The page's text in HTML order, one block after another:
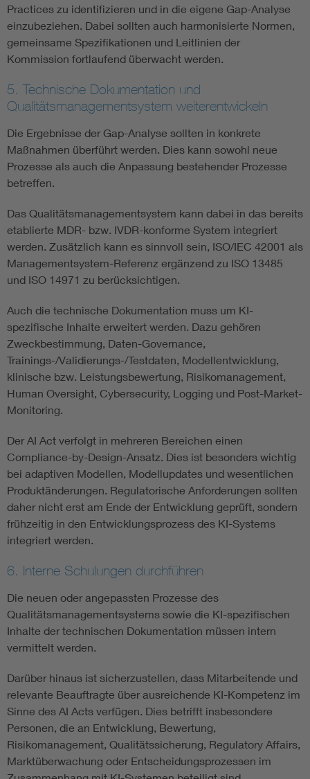
Practices zu identifizieren und in die eigene Gap-Analyse
einzubeziehen. Dabei sollten auch harmonisierte Normen,
gemeinsame Spezifikationen und Leitlinien der
Kommission fortlaufend überwacht werden.
5. Technische Dokumentation und
Qualitätsmanagementsystem weiterentwickeln
Die Ergebnisse der Gap-Analyse sollten in konkrete
Maßnahmen überführt werden. Dies kann sowohl neue
Prozesse als auch die Anpassung bestehender Prozesse
betreffen.
Das Qualitätsmanagementsystem kann dabei in das bereits
etablierte MDR- bzw. IVDR-konforme System integriert
werden. Zusätzlich kann es sinnvoll sein, ISO/IEC 42001 als
Managementsystem-Referenz ergänzend zu ISO 13485
und ISO 14971 zu berücksichtigen.
Auch die technische Dokumentation muss um KI-
spezifische Inhalte erweitert werden. Dazu gehören
Zweckbestimmung, Daten-Governance,
Trainings-/Validierungs-/Testdaten, Modellentwicklung,
klinische bzw. Leistungsbewertung, Risikomanagement,
Human Oversight, Cybersecurity, Logging und Post-Market-
Monitoring.
Der AI Act verfolgt in mehreren Bereichen einen
Compliance-by-Design-Ansatz. Dies ist besonders wichtig
bei adaptiven Modellen, Modellupdates und wesentlichen
Produktänderungen. Regulatorische Anforderungen sollten
daher nicht erst am Ende der Entwicklung geprüft, sondern
frühzeitig in den Entwicklungsprozess des KI-Systems
integriert werden.
6. Interne Schulungen durchführen
Die neuen oder angepassten Prozesse des
Qualitätsmanagementsystems sowie die KI-spezifischen
Inhalte der technischen Dokumentation müssen intern
vermittelt werden.
Darüber hinaus ist sicherzustellen, dass Mitarbeitende und
relevante Beauftragte über ausreichende KI-Kompetenz im
Sinne des AI Acts verfügen. Dies betrifft insbesondere
Personen, die an Entwicklung, Bewertung,
Risikomanagement, Qualitätssicherung, Regulatory Affairs,
Marktüberwachung oder Entscheidungsprozessen im